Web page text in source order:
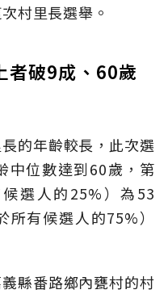
村里長選舉。
者破9成、60歲
的年齡較長，此次選
中位數達到60歲，第
選人的25%）為53
有候選人的75%）
縣番路鄉內甕村的村